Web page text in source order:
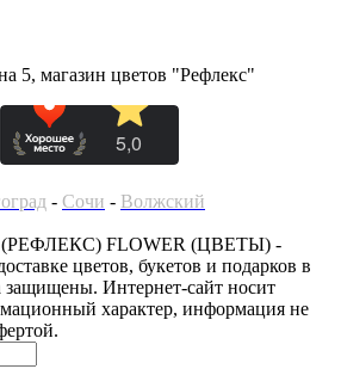
5, магазин цветов "Рефлекс"
- Сочи - Волжский
(РЕФЛЕКС) FLOWER (ЦВЕТЫ) -
цветов, букетов и подарков в
защищены. Интернет-сайт носит
характер, информация не